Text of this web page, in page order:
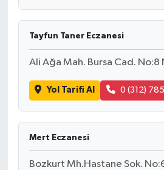
Tayfun Taner Eczanesi
Ali Ağa Mah. Bursa Cad. No:8
Yol Tarifi Al 0 (312)
Mert Eczanesi
Bozkurt Mh.Hastane Sok.